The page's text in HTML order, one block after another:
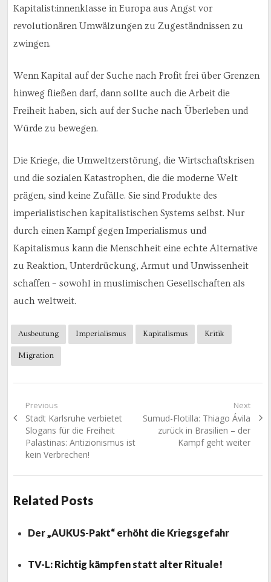
Kapitalist:innenklasse in Europa aus Angst vor
revolutionären Umwälzungen zu Zugeständnissen zu
zwingen.
Wenn Kapital auf der Suche nach Profit frei über Grenzen
hinweg fließen darf, dann sollte auch die Arbeit die
Freiheit haben, sich auf der Suche nach Überleben und
Würde zu bewegen.
Die Kriege, die Umweltzerstörung, die Wirtschaftskrisen
und die sozialen Katastrophen, die die moderne Welt
prägen, sind keine Zufälle. Sie sind Produkte des
imperialistischen kapitalistischen Systems selbst. Nur
durch einen Kampf gegen Imperialismus und
Kapitalismus kann die Menschheit eine echte Alternative
zu Reaktion, Unterdrückung, Armut und Unwissenheit
schaffen – sowohl in muslimischen Gesellschaften als
auch weltweit.
Ausbeutung Imperialismus Kapitalismus Kritik
Migration
Beitragsnavigation
Previous
Previous
post:
Stadt Karlsruhe verbietet
Slogans für die Freiheit
Palästinas: Antizionismus ist
kein Verbrechen!
Next
Next
post:
Sumud-Flotilla: Thiago Ávila
zurück in Brasilien – der
Kampf geht weiter
Related Posts
Der „AUKUS-Pakt“ erhöht die Kriegsgefahr
TV-L: Richtig kämpfen statt alter Rituale!